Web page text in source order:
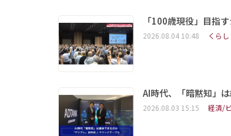
「100歳現役」目指
2026.08.04 10:48 くらし
AI時代、「暗黙知」
2026.08.03 15:15 経済/